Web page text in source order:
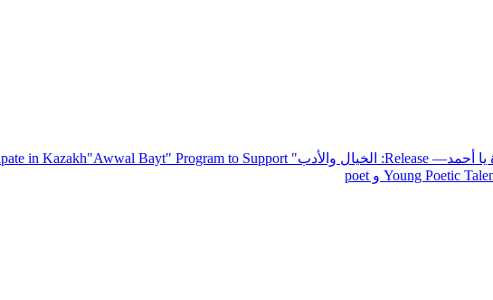
أحمد— Release : الخيال والأدب" inviting poets and writers from around the world to participate in Kazakh
"Awwal Bayt" Program to Support
Young Poetic